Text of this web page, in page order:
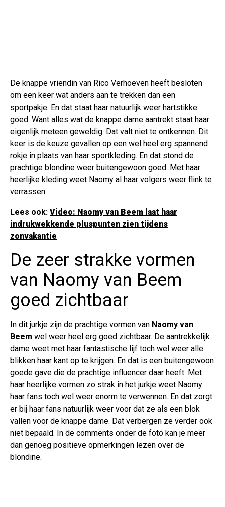
De knappe vriendin van Rico Verhoeven heeft besloten
om een keer wat anders aan te trekken dan een
sportpakje. En dat staat haar natuurlijk weer hartstikke
goed. Want alles wat de knappe dame aantrekt staat haar
eigenlijk meteen geweldig. Dat valt niet te ontkennen. Dit
keer is de keuze gevallen op een wel heel erg spannend
rokje in plaats van haar sportkleding. En dat stond de
prachtige blondine weer buitengewoon goed. Met haar
heerlijke kleding weet Naomy al haar volgers weer flink te
verrassen.
Lees ook: Video: Naomy van Beem laat haar
indrukwekkende pluspunten zien tijdens
zonvakantie
De zeer strakke vormen
van Naomy van Beem
goed zichtbaar
In dit jurkje zijn de prachtige vormen van Naomy van
Beem wel weer heel erg goed zichtbaar. De aantrekkelijk
dame weet met haar fantastische lijf toch wel weer alle
blikken haar kant op te krijgen. En dat is een buitengewoon
goede gave die de prachtige influencer daar heeft. Met
haar heerlijke vormen zo strak in het jurkje weet Naomy
haar fans toch wel weer enorm te verwennen. En dat zorgt
er bij haar fans natuurlijk weer voor dat ze als een blok
vallen voor de knappe dame. Dat verbergen ze verder ook
niet bepaald. In de comments onder de foto kan je meer
dan genoeg positieve opmerkingen lezen over de
blondine.